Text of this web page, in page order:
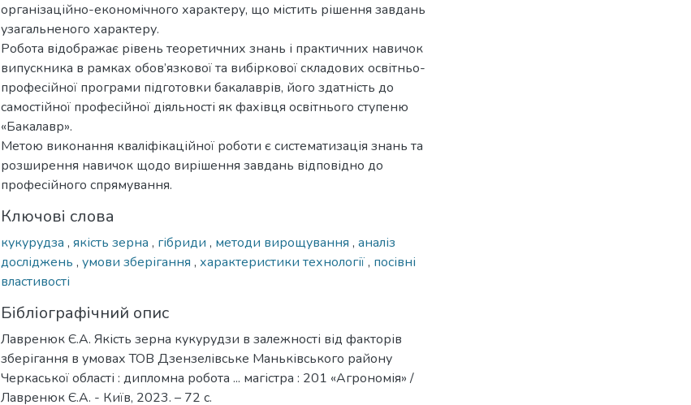
організаційно-економічного характеру, що містить рішення завдань
узагальненого характеру.
Робота відображає рівень теоретичних знань і практичних навичок
випускника в рамках обов’язкової та вибіркової складових освітньо-
професійної програми підготовки бакалаврів, його здатність до
самостійної професійної діяльності як фахівця освітнього ступеню
«Бакалавр».
Метою виконання кваліфікаційної роботи є систематизація знань та
розширення навичок щодо вирішення завдань відповідно до
професійного спрямування.
Ключові слова
кукурудза , якість зерна , гібриди , методи вирощування , аналіз
досліджень , умови зберігання , характеристики технології, посівні
властивості
Бібліографічний опис
Лавренюк Є.А. Якість зерна кукурудзи в залежності від факторів
зберігання в умовах ТОВ Дзензелівське Маньківського району
Черкаської області : дипломна робота ... магістра : 201 «Агрономія» /
Лавренюк Є.А. - Київ, 2023. – 72 с.